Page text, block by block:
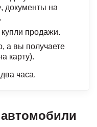
документы на
продажи.
а вы получаете
карту).
часа.